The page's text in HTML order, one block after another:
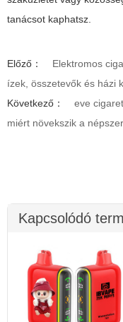
tanácsot kaphatsz.
Előző：
Elektromos
ízek, összetevők és házi
Következő：
eve
miért növekszik a
Kapcsolódó